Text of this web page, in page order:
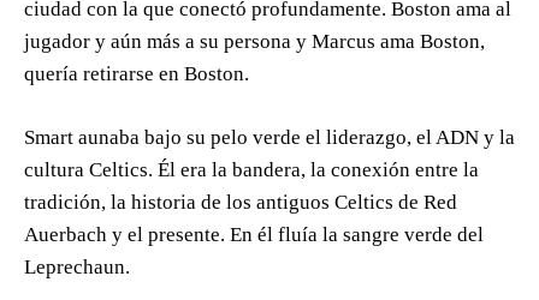
ciudad con la que conectó profundamente. Boston ama al
jugador y aún más a su persona y Marcus ama Boston,
quería retirarse en Boston.
Smart aunaba bajo su pelo verde el liderazgo, el ADN y la
cultura Celtics. Él era la bandera, la conexión entre la
tradición, la historia de los antiguos Celtics de Red
Auerbach y el presente. En él fluía la sangre verde del
Leprechaun.